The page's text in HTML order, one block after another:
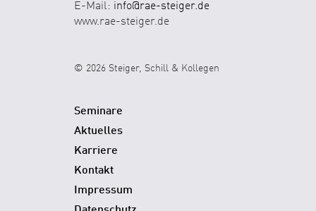
E-Mail: info@rae-steiger.de
www.rae-steiger.de
© 2026 Steiger, Schill & Kollegen
Seminare
Aktuelles
Karriere
Kontakt
Impressum